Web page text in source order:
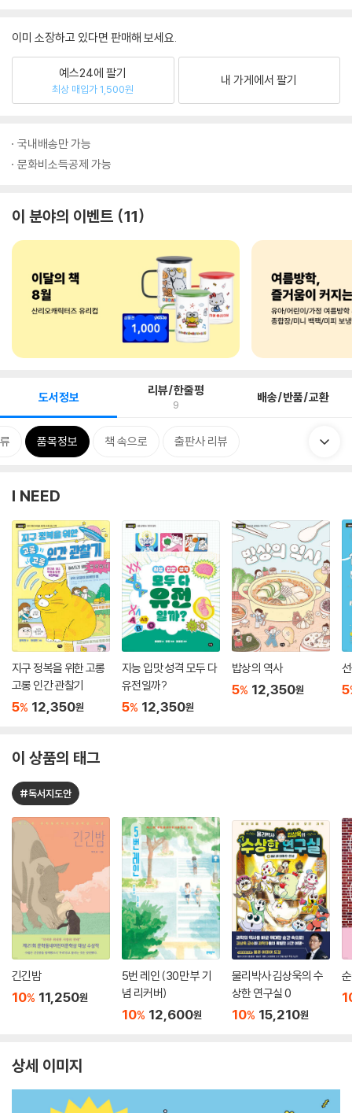
이미 소장하고 있다면 판매해 보세요.
예스24에 팔기
최상 매입가 1,500원
내 가게에서 팔기
국내배송만 가능
문화비소득공제 가능
이 분야의 이벤트 11
도서정보 리뷰/한줄평
9 배송/반품/교환
품목정보 책 속으로 출판사 리뷰
I NEED
지구 정복을 위한 고롱
고롱 인간 관찰기
5% 12,350원
지능 입맛 성격 모두 다
유전일까?
5% 12,350원
밥상의 역사
5% 12,350원 5
이 상품의 태그
#독서지도안
긴긴밤
10% 11,250원
5번 레인 (30만 부 기
념 리커버)
10% 12,600원
물리박사 김상욱의 수
상한 연구실 0
10% 15,210원
상세 이미지